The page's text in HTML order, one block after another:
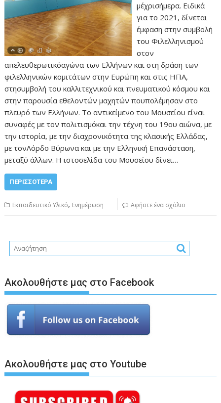
μέχρισήμερα. Ειδικά
για το 2021, δίνεται
έμφαση στην συμβολή
του Φιλελληνισμού
στον
απελευθερωτικόαγώνα των Ελλήνων και στη δράση των
φιλελληνικών κομιτάτων στην Ευρώπη και στις ΗΠΑ,
στησυμβολή του καλλιτεχνικού και πνευματικού κόσμου και
στην παρουσία εθελοντών μαχητών πουπολέμησαν στο
πλευρό των Ελλήνων. Το αντικείμενο του Μουσείου είναι
συναφές με τον πολιτισμόκαι την τέχνη του 19ου αιώνα, με
την ιστορία, με την διαχρονικότητα της κλασικής Ελλάδας,
με τονΛόρδο Βύρωνα και με την Ελληνική Επανάσταση,
μεταξύ άλλων. Η ιστοσελίδα του Μουσείου δίνει…
ΠΕΡΙΣΣΌΤΕΡΑ
Εκπαιδευτικό Υλικό, Ενημέρωση Αφήστε ένα σχόλιο
Ακολουθήστε μας στο Facebook
Ακολουθήστε μας στο Youtube